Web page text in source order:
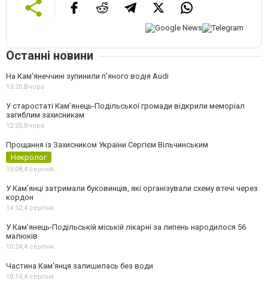
Останні новини
На Камʼянеччині зупинили п'яного водія Audi
13:20,Вчора
У старостаті Кам’янець-Подільської громади відкрили меморіал
загиблим захисникам
12:20,Вчора
Прощання із Захисником України Сергієм Вільчинським
Некролог
15:08,4 серпня
У Кам’янці затримали буковинців, які організували схему втечі через
кордон
14:52,4 серпня
У Кам’янець-Подільській міській лікарні за липень народилося 56
малюків
10:24,4 серпня
Частина Кам'янця залишилась без води
10:14,4 серпня